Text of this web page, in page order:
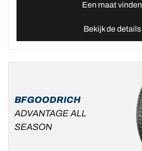
Een maat vinden
Bekijk de details
BFGOODRICH
ADVANTAGE ALL
SEASON